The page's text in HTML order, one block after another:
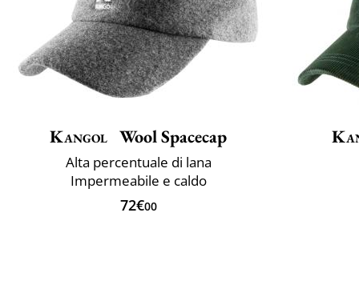
Kangol Wool Spacecap
Alta percentuale di lana
Impermeabile e caldo
72€00